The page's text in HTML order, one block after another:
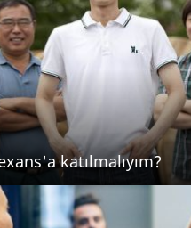
katılmalıyım?